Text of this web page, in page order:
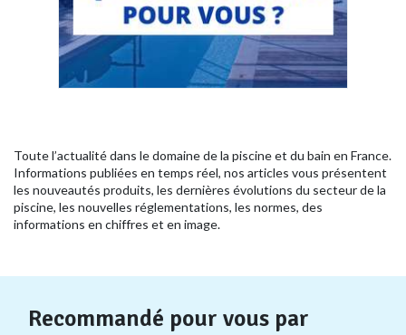
Toute l’actualité dans le domaine de la piscine et du bain en France.
Informations publiées en temps réel, nos articles vous présentent
les nouveautés produits, les dernières évolutions du secteur de la
piscine, les nouvelles réglementations, les normes, des
informations en chiffres et en image.
Recommandé pour vous par